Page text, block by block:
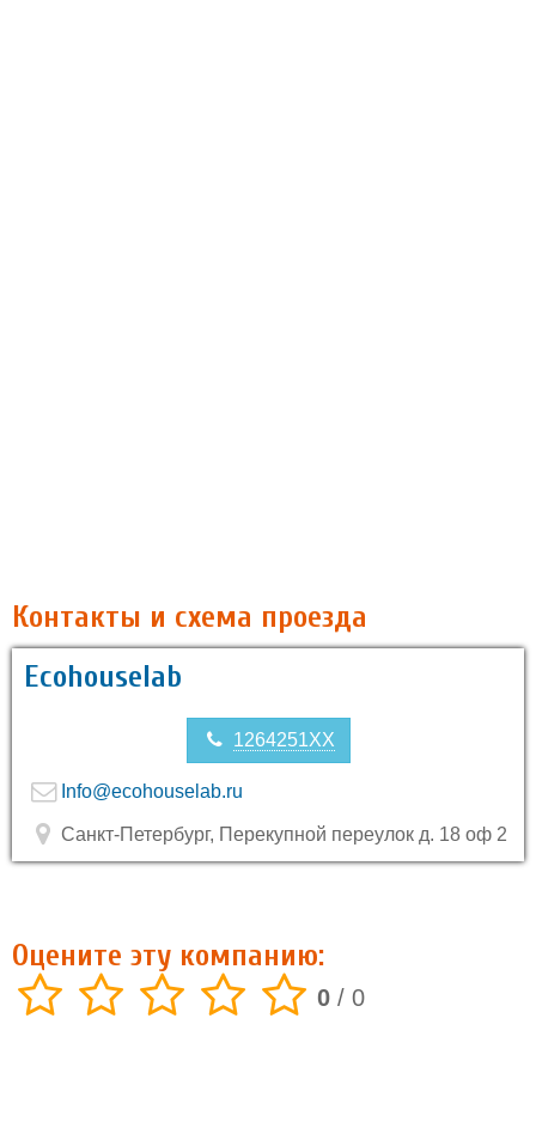
Контакты и схема проезда
Ecohouselab
1264251XX
Info@ecohouselab.ru
Санкт-Петербург, Перекупной переулок д. 18 оф 2
Оцените эту компанию:
0 / 0